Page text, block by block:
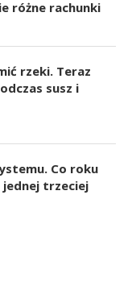
różne rachunki
rzeki. Teraz
susz i
Co roku
trzeciej